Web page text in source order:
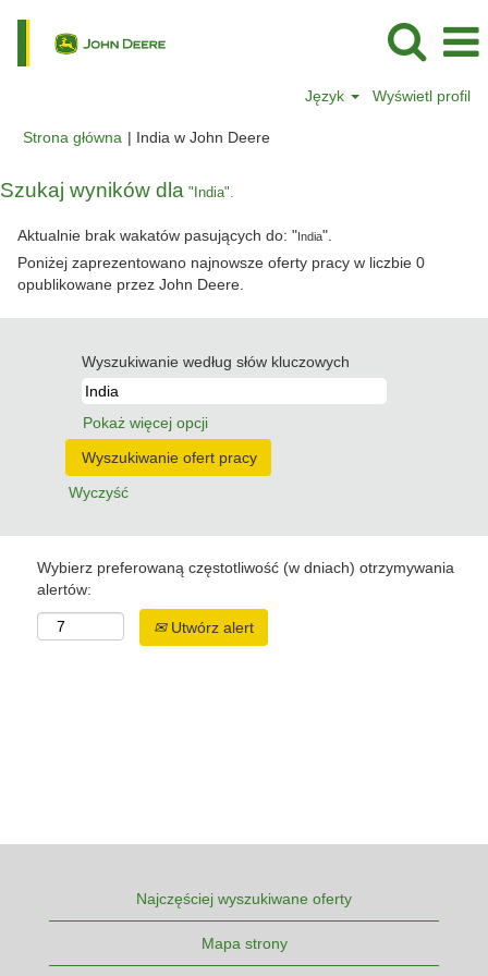
Język Wyświetl profil
Strona główna | India w John Deere(bieżąca
Szukaj wyników dla "India".
Aktualnie brak wakatów pasujących do: "India".
Poniżej zaprezentowano najnowsze oferty pracy w liczbie 0
opublikowane przez John Deere.
Wyszukiwanie według słów kluczowych
Pokaż więcej opcji
Wyczyść
Wybierz preferowaną częstotliwość (w dniach) otrzymywania
alertów:
Utwórz alert
Najczęściej wyszukiwane oferty
Mapa strony